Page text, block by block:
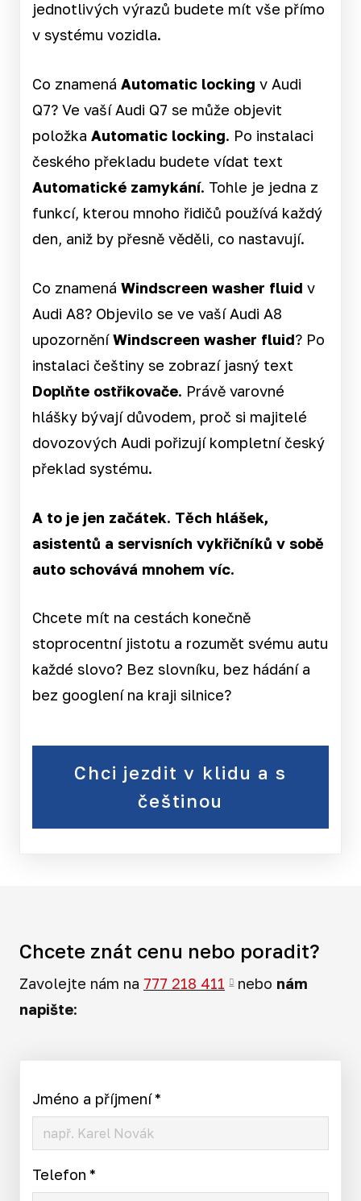
jednotlivých výrazů budete mít vše přímo
v systému vozidla.
Co znamená Automatic locking v Audi
Q7? Ve vaší Audi Q7 se může objevit
položka Automatic locking. Po instalaci
českého překladu budete vídat text
Automatické zamykání. Tohle je jedna z
funkcí, kterou mnoho řidičů používá každý
den, aniž by přesně věděli, co nastavují.
Co znamená Windscreen washer fluid v
Audi A8? Objevilo se ve vaší Audi A8
upozorněníWindscreen washer fluid? Po
instalaci češtiny se zobrazí jasný text
Doplňte ostřikovače. Právě varovné
hlášky bývají důvodem, proč si majitelé
dovozových Audi pořizují kompletní český
překlad systému.
A to je jen začátek. Těch hlášek,
asistentů a servisních vykřičníků v sobě
auto schovává mnohem víc.
Chcete mít na cestách konečně
stoprocentní jistotu a rozumět svému autu
každé slovo? Bez slovníku, bez hádání a
bez googlení na kraji silnice?
Chci jezdit v klidu a s
češtinou
Chcete znát cenu nebo poradit?
Zavolejte nám na 777 218 411 nebo nám
napište:
Jméno a příjmení*
Telefon *